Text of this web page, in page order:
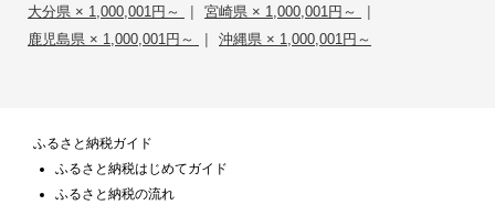
大分県 × 1,000,001円～ | 宮崎県 × 1,000,001円～ |
鹿児島県 × 1,000,001円～ | 沖縄県 × 1,000,001円～
ふるさと納税ガイド
ふるさと納税はじめてガイド
ふるさと納税の流れ